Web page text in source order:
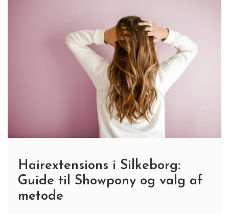
Hairextensions i Silkeborg:
Guide til Showpony og valg af
metode